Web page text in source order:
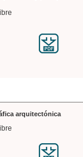
arquitectónica